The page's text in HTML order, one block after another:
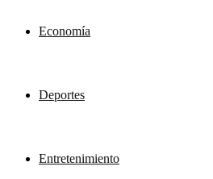
Economía
Deportes
Entretenimiento